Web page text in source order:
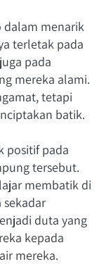
dalam menarik
terletak pada
pada
mereka alami.
tetapi
batik.
positif pada
tersebut.
membatik di
duta yang
kepada
mereka.